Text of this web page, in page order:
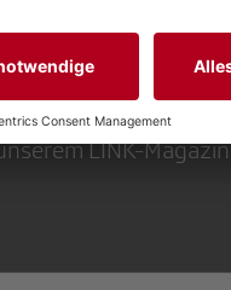
LINK-Magazin